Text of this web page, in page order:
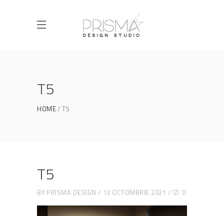
T5
HOME T5
T5
BY PRISMA DESIGN 13 OCTOMBRIE 2021 0